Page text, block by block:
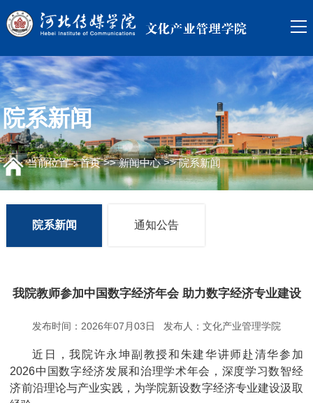
院系新闻
当前位置：首页>>新闻中心>>院系新闻
院系新闻 通知公告
我院教师参加中国数字经济年会 助力数字经济专业建设
发布时间：2026年07月03日 发布人：文化产业管理学院
近日，我院许永坤副教授和朱建华讲师赴清华参 加
2026中国数字经济发展和治理学术年会，深度学习数智经
济前沿理论与产业实践，为学院新设数字经济专业建设汲取